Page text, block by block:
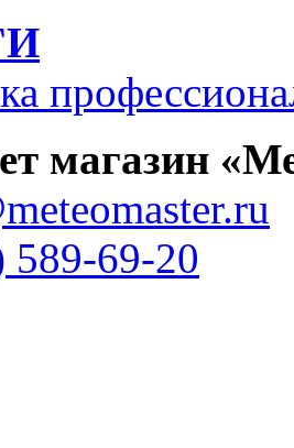
магазин
589-69-20